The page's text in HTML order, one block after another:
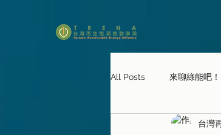
All Posts 來聊綠能吧！
TRENA TALKS 台灣